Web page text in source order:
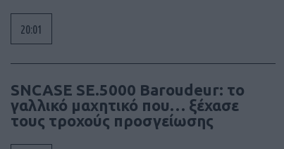
20:01
SNCASE SE.5000 Baroudeur: το
γαλλικό μαχητικό που… ξέχασε
τους τροχούς προσγείωσης